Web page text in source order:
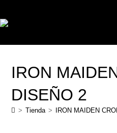
IRON
DISEÑO 2
> Tienda > IRON MAIDEN